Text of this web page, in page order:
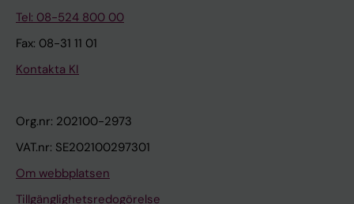
Tel: 08-524 800 00
Fax: 08-31 11 01
Kontakta KI
Org.nr: 202100-2973
VAT.nr: SE202100297301
Om webbplatsen
Tillgänglighetsredogörelse